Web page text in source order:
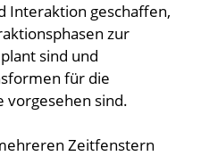
Interaktion geschaffen,
zur
sind und
für die
vorgesehen sind.
Zeitfenstern